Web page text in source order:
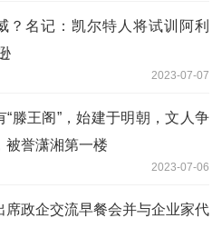
？名记：凯尔特人将试训阿利
2023-07-07
“滕王阁”，始建于明朝，文人争
被誉潇湘第一楼
2023-07-06
席政企交流早餐会并与企业家代